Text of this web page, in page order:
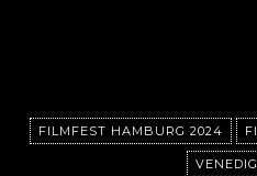
FILMFEST HAMBURG 2024